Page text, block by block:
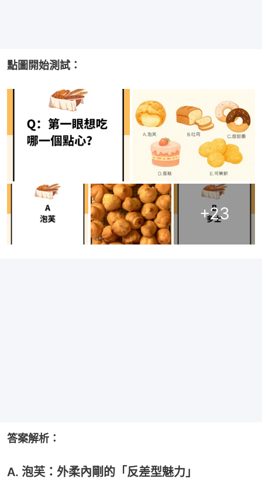
點圖開始測試：
+23
答案解析：
A. 泡芙：外柔內剛的「反差型魅力」